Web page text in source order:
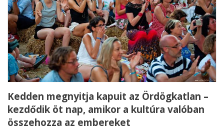
Kedden megnyitja kapuit az Ördögkatlan –
kezdődik öt nap, amikor a kultúra valóban
összehozza az embereket